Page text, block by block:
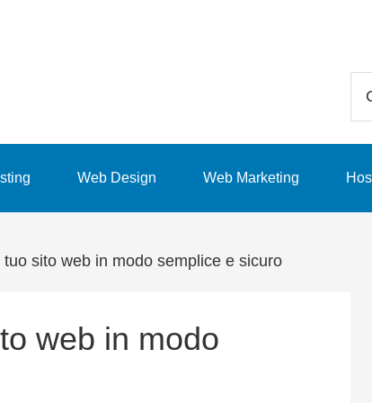
Web Design Web Marketing
sito web in modo semplice e sicuro
web in modo